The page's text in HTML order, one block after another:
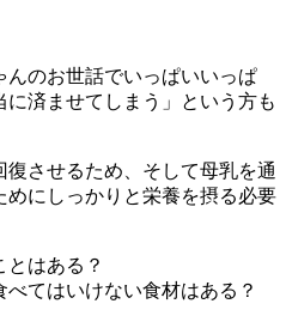
んのお世話でいっぱいいっぱ
済ませてしまう」という方も
復させるため、そして母乳を通
めにしっかりと栄養を摂る必要
とはある？
べてはいけない食材はある？